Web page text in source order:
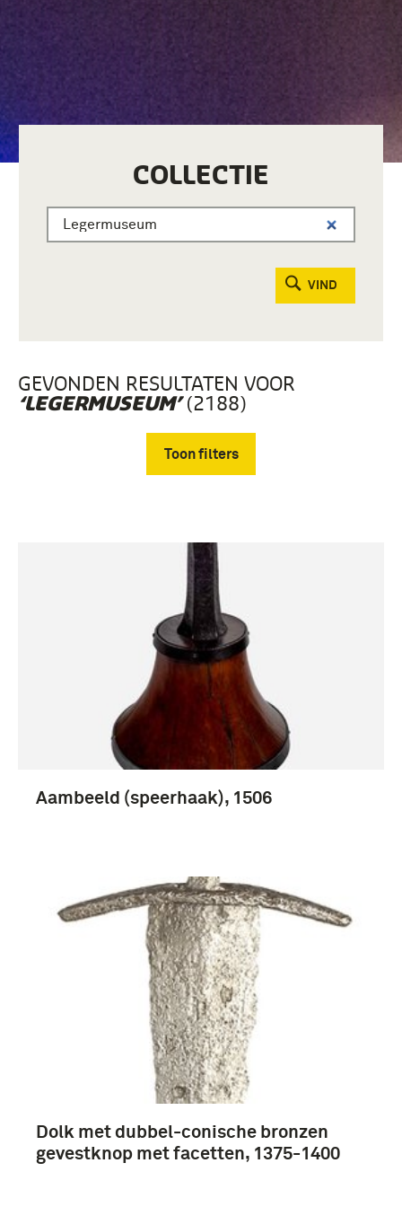
COLLECTIE
VIND
GEVONDEN RESULTATEN VOOR
‘LEGERMUSEUM’(2188)
Toon filters
Fotografisch materiaal (970)
Gebruiksgrafiek (200)
museumgids (83)
Meer
chronologie (90)
1951-2000 (88)
1901-1950 (41)
1851-1900 (34)
Legermuseum (778)
Aambeeld (speerhaak), 1506
Dolk met dubbel-conische bronzen
gevestknop met facetten, 1375-1400